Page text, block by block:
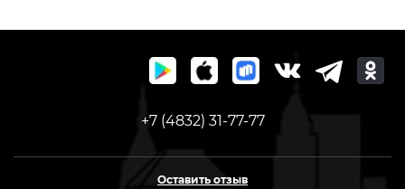
+7 (4832) 31-77-77
Оставить отзыв